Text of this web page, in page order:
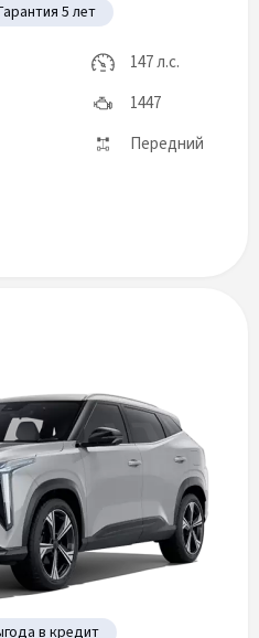
5 лет
147 л.с.
1447
Передний
в кредит